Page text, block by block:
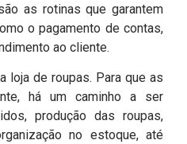
as rotinas que garantem
o pagamento de contas,
ao cliente.
loja de roupas. Para que as
há um caminho a ser
produção das roupas,
no estoque, até